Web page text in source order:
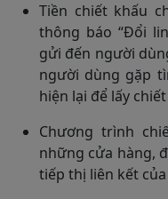
Tiền chiết khấu
thông báo “Đổi
gửi đến người
người dùng gặp
hiện lại để lấy
Chương trình
những cửa hàng,
tiếp thị liên kết